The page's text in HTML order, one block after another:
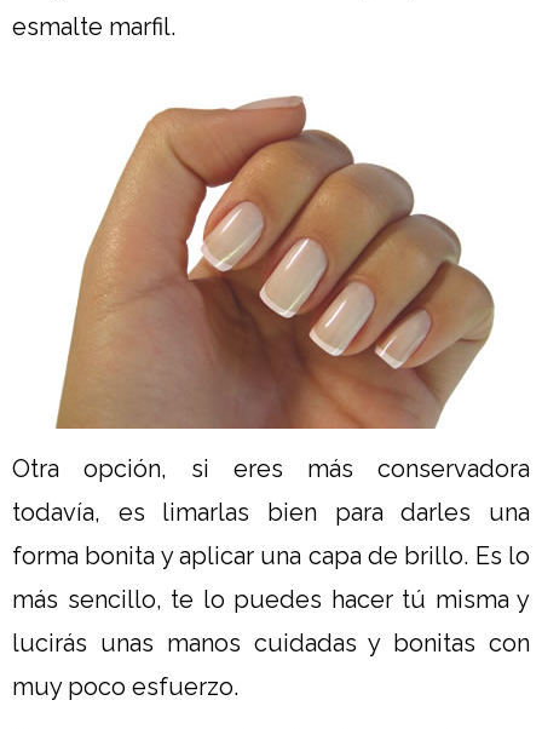
esmalte marfil.
Otra opción, si eres más conservadora
todavía, es limarlas bien para darles una
forma bonita y aplicar una capa de brillo. Es lo
más sencillo, te lo puedes hacer tú misma y
lucirás unas manos cuidadas y bonitas con
muy poco esfuerzo.